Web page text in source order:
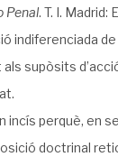
Penal. T. I. Madrid:
indiferenciada
supòsits
incís perquè, en
doctrinal